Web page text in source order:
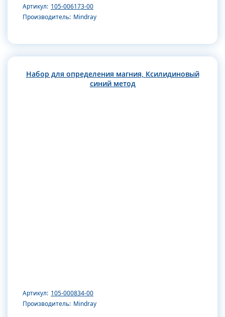
Артикул: 105-006173-00
Производитель: Mindray
Набор для определения магния, Ксилидиновый
синий метод
Артикул: 105-000834-00
Производитель: Mindray